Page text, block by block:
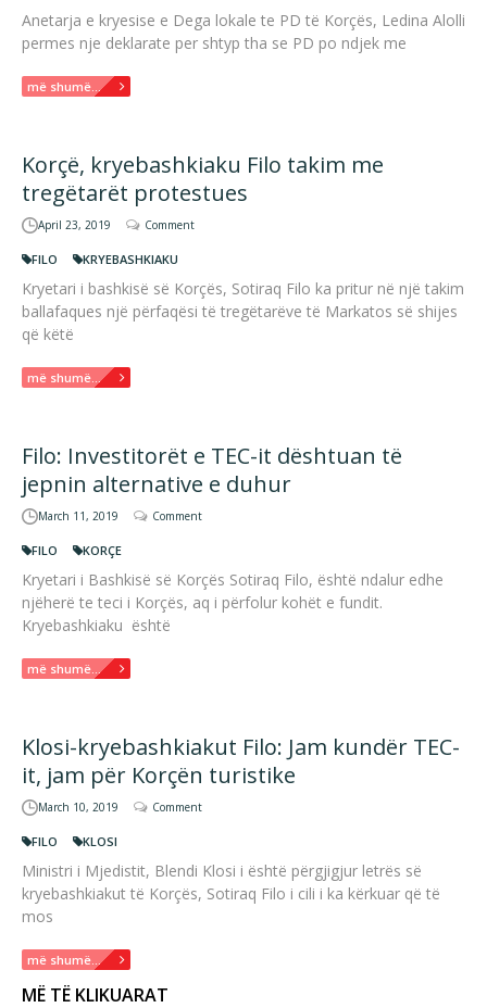
Anetarja e kryesise e Dega lokale te PD të Korçës, Ledina Alolli
permes nje deklarate per shtyp tha se PD po ndjek me
më shumë...
Korçë, kryebashkiaku Filo takim me
tregëtarët protestues
April 23, 2019 Comment
FILO KRYEBASHKIAKU
Kryetari i bashkisë së Korçës, Sotiraq Filo ka pritur në një takim
ballafaques një përfaqësi të tregëtarëve të Markatos së shijes
që këtë
më shumë...
Filo: Investitorët e TEC-it dështuan të
jepnin alternative e duhur
March 11, 2019 Comment
FILO KORÇE
Kryetari i Bashkisë së Korçës Sotiraq Filo, është ndalur edhe
njëherë te teci i Korçës, aq i përfolur kohët e fundit.
Kryebashkiaku është
më shumë...
Klosi-kryebashkiakut Filo: Jam kundër TEC-
it, jam për Korçën turistike
March 10, 2019 Comment
FILO KLOSI
Ministri i Mjedistit, Blendi Klosi i është përgjigjur letrës së
kryebashkiakut të Korçës, Sotiraq Filo i cili i ka kërkuar që të
mos
më shumë...
MË TË KLIKUARAT